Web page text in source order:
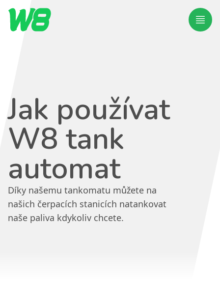
Menu
Jak používat
W8 tank
automat
Díky našemu tankomatu můžete na
našich čerpacích stanicích natankovat
naše paliva kdykoliv chcete.